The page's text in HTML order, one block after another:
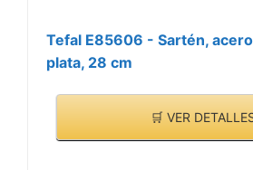
Tefal E85606 - Sartén,
plata, 28 cm
🛒 VER